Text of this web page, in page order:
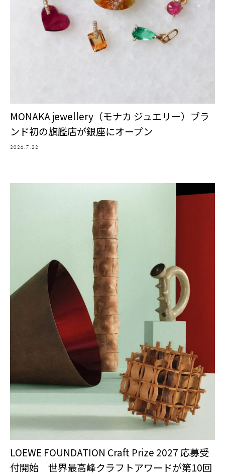
MONAKA jewellery（モナカ ジュエリー）ブラ
ンド初の旗艦店が銀座にオープン
2026.7.22
LOEWE FOUNDATION Craft Prize 2027 応募受
付開始 世界最高峰クラフトアワードが第10回